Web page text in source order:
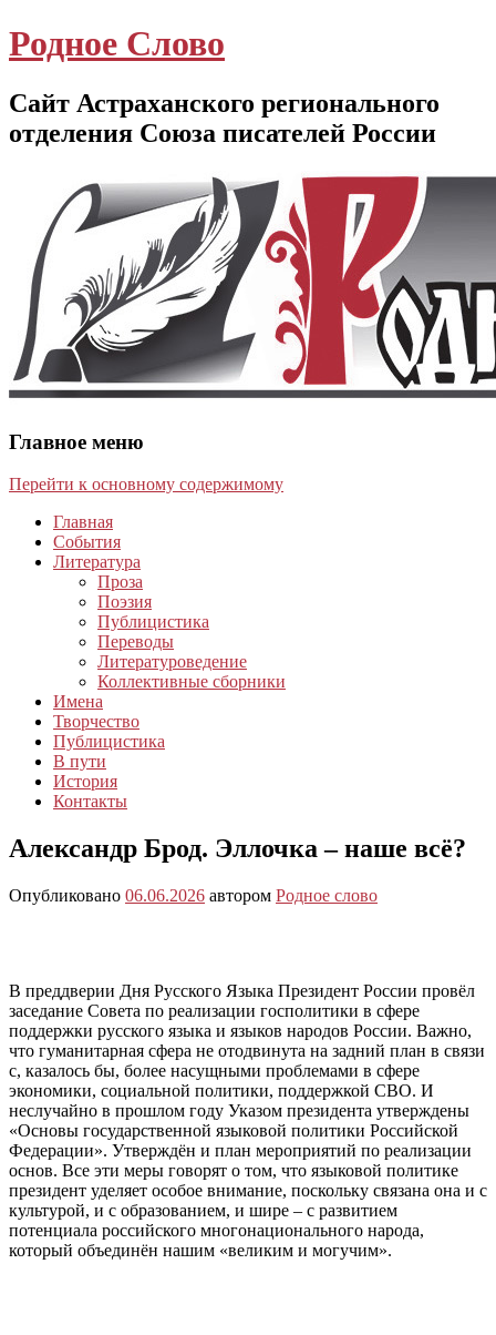
Родное Слово
Сайт Астраханского регионального
отделения Союза писателей России
Главное меню
Перейти к основному содержимому
Главная
События
Литература
Проза
Поэзия
Публицистика
Переводы
Литературоведение
Коллективные сборники
Имена
Творчество
Публицистика
В пути
История
Контакты
Александр Брод. Эллочка – наше всё?
Опубликовано 06.06.2026 автором Родное слово
В преддверии Дня Русского Языка Президент России провёл
заседание Совета по реализации госполитики в сфере
поддержки русского языка и языков народов России. Важно,
что гуманитарная сфера не отодвинута на задний план в связи
с, казалось бы, более насущными проблемами в сфере
экономики, социальной политики, поддержкой СВО. И
неслучайно в прошлом году Указом президента утверждены
«Основы государственной языковой политики Российской
Федерации». Утверждён и план мероприятий по реализации
основ. Все эти меры говорят о том, что языковой политике
президент уделяет особое внимание, поскольку связана она и с
культурой, и с образованием, и шире – с развитием
потенциала российского многонационального народа,
который объединён нашим «великим и могучим».